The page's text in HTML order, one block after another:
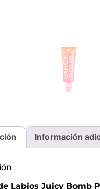
Información
Labios Juicy Bomb